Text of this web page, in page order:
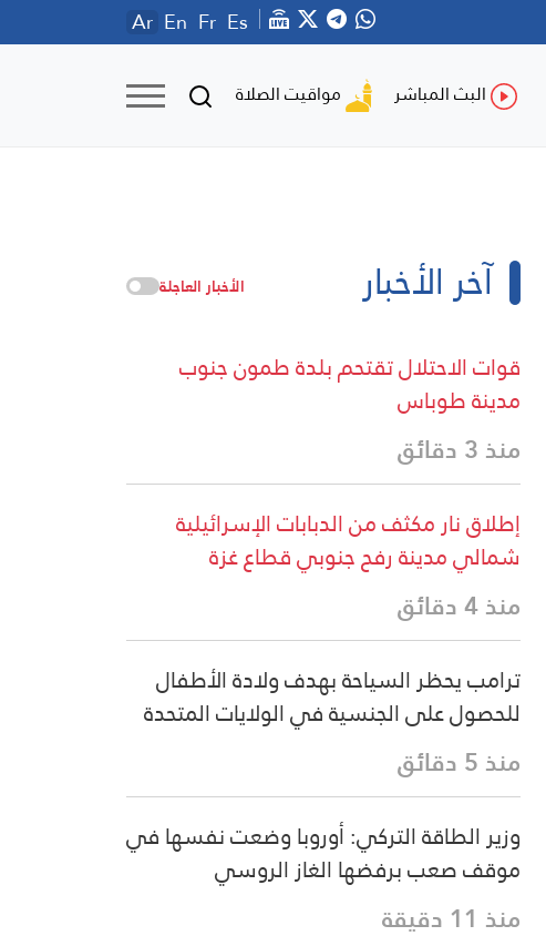
Ar En Fr Es
البث المباشر مواقيت الصلاة
آخر الأخبار الأخبار العاجلة
قوات الاحتلال تقتحم بلدة طمون جنوب
مدينة طوباس
منذ 3 دقائق
إطلاق نار مكثف من الدبابات الإسرائيلية
شمالي مدينة رفح جنوبي قطاع غزة
منذ 4 دقائق
ترامب يحظر السياحة بهدف ولادة الأطفال
للحصول على الجنسية في الولايات المتحدة
منذ 5 دقائق
وزير الطاقة التركي: أوروبا وضعت نفسها في
موقف صعب برفضها الغاز الروسي
منذ 11 دقيقة